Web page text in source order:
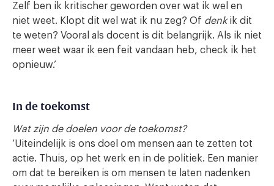
Zelf ben ik kritischer geworden over wat ik wel en
niet weet. Klopt dit wel wat ik nu zeg? Of denkik dit
te weten? Vooral als docent is dit belangrijk. Als ik niet
meer weet waar ik een feit vandaan heb, check ik het
opnieuw.’
In de toekomst
Wat zijn de doelen voor de toekomst?
‘Uiteindelijk is ons doel om mensen aan te zetten tot
actie. Thuis, op het werk en in de politiek. Een manier
om dat te bereiken is om mensen te laten nadenken